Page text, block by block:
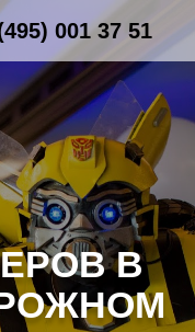
001 37 51
В